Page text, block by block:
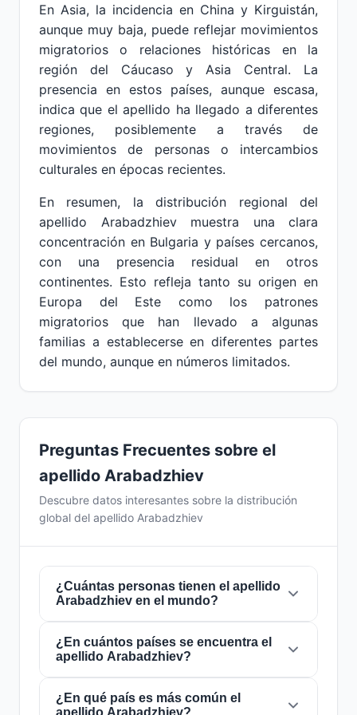
En Asia, la incidencia en China y Kirguistán,
aunque muy baja, puede reflejar movimientos
migratorios o relaciones históricas en la
región del Cáucaso y Asia Central. La
presencia en estos países, aunque escasa,
indica que el apellido ha llegado a diferentes
regiones, posiblemente a través de
movimientos de personas o intercambios
culturales en épocas recientes.
En resumen, la distribución regional del
apellido Arabadzhiev muestra una clara
concentración en Bulgaria y países cercanos,
con una presencia residual en otros
continentes. Esto refleja tanto su origen en
Europa del Este como los patrones
migratorios que han llevado a algunas
familias a establecerse en diferentes partes
del mundo, aunque en números limitados.
Preguntas Frecuentes sobre el
apellido Arabadzhiev
Descubre datos interesantes sobre la distribución
global del apellido Arabadzhiev
¿Cuántas personas tienen el apellido
Arabadzhiev en el mundo?
Actualmente hay aproximadamente2.061
personascon el apellidoArabadzhiev
el mundo. Esto significa que aproximadamente
1 de cada 3,881,611 personasen el mundo
¿En cuántos países se encuentra el
apellido Arabadzhiev?
El apellidoArabadzhievestá presente en
¿En qué país es más común el
apellido Arabadzhiev?